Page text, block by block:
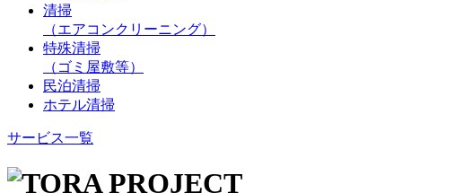
清掃
（エアコンクリーニング）
特殊清掃
（ゴミ屋敷等）
民泊清掃
ホテル清掃
サービス一覧